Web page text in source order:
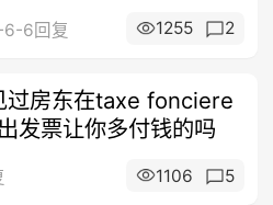
6回复 1255 2
过房东在taxe fonciere
发票让你多付钱的吗
1106 5